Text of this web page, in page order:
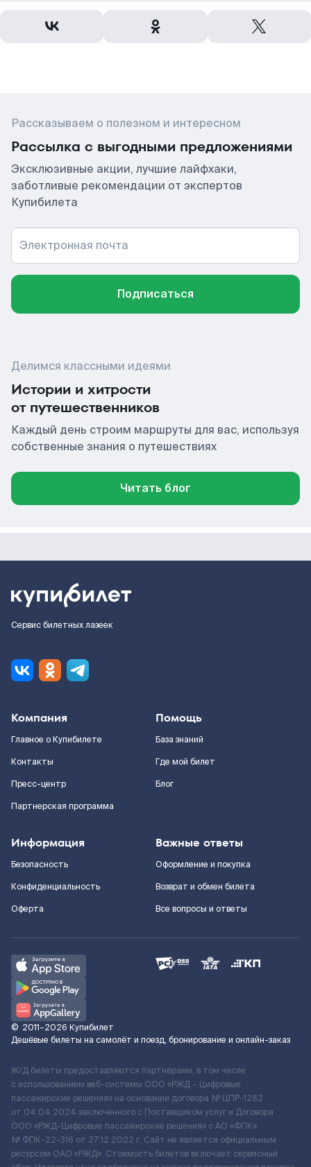
Рассказываем о полезном и интересном
Рассылка с выгодными предложениями
Эксклюзивные акции, лучшие лайфхаки,
заботливые рекомендации от экспертов
Купибилета
Электронная почта
Подписаться
Делимся классными идеями
Истории и хитрости
от путешественников
Каждый день строим маршруты для вас, используя
собственные знания о путешествиях
Читать блог
Сервис билетных лазеек
Компания
Главное о Купибилете
Контакты
Пресс-центр
Партнерская программа
Помощь
База знаний
Где мой билет
Блог
Информация
Безопасность
Конфиденциальность
Оферта
Важные ответы
Оформление и покупка
Возврат и обмен билета
Все вопросы и ответы
© 2011–2026 Купибилет
Дешёвые билеты на самолёт и поезд, бронирование и онлайн-заказ
Ж/Д билеты предоставляются партнёрами, в том числе
с использованием веб-системы ООО «РЖД – Цифровые
пассажирские решения» на основании договора № ЦПР-1282
от 04.04.2024 заключенного с Поставщиком услуг и Договора
ООО «РЖД-Цифровые пассажирские решения» c АО «ФПК»
№ ФПК-22-316 от 27.12.2022 г. Сайт не является официальным
ресурсом ОАО «РЖД». Стоимость билетов включает сервисный